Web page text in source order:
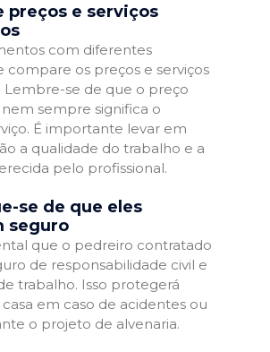
preços e serviços
com diferentes
compare os preços e serviços
Lembre-se de que o preço
nem sempre significa o
É importante levar em
a qualidade do trabalho e a
pelo profissional.
se de que eles
seguro
que o pedreiro contratado
de responsabilidade civil e
trabalho. Isso protegerá
em caso de acidentes ou
o projeto de alvenaria.